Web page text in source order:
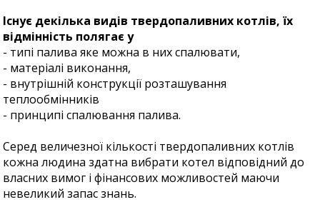
Існує декілька видів твердопаливних котлів, їх
відмінність полягає у
- типі палива яке можна в них спалювати,
- матеріалі виконання,
- внутрішній конструкції розташування
теплообмінників
- принципі спалювання палива.
Серед величезної кількості твердопаливних котлів
кожна людина здатна вибрати котел відповідний до
власних вимог і фінансових можливостей маючи
невеликий запас знань.